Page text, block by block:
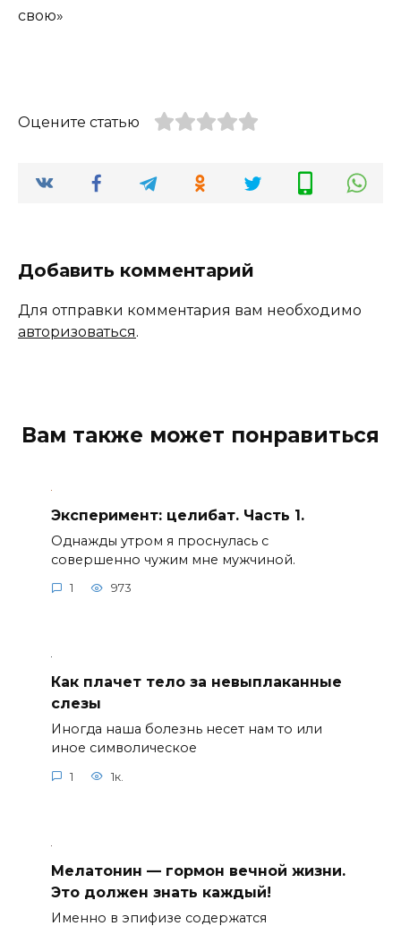
свою»
Оцените статью
Добавить комментарий
Для отправки комментария вам необходимо
авторизоваться.
Вам также может понравиться
Эксперимент: целибат. Часть 1.
Однажды утром я проснулась с
совершенно чужим мне мужчиной.
1 973
Как плачет тело за невыплаканные
слезы
Иногда наша болезнь несет нам то или
иное символическое
1 1к.
Мелатонин — гормон вечной жизни.
Это должен знать каждый!
Именно в эпифизе содержатся